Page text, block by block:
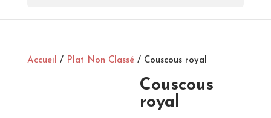
Accueil / Plat Non Classé/ Couscous royal
Couscous
royal